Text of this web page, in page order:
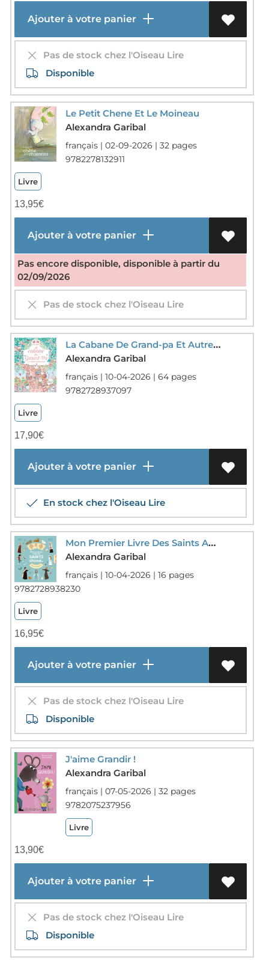
Ajouter à votre panier
Pas de stock chez l'Oiseau Lire
Disponible
Le Petit Chene Et Le Moineau
Alexandra Garibal
français | 02-09-2026 | 32 pages
9782278132911
Livre
13,95€
Ajouter à votre panier
Pas encore disponible, disponible à partir du
02/09/2026
Pas de stock chez l'Oiseau Lire
La Cabane De Grand-pa Et Autres Histoires
Alexandra Garibal
français | 10-04-2026 | 64 pages
9782728937097
Livre
17,90€
Ajouter à votre panier
En stock chez l'Oiseau Lire
Mon Premier Livre Des Saints Anime
Alexandra Garibal
français | 10-04-2026 | 16 pages
9782728938230
Livre
16,95€
Ajouter à votre panier
Pas de stock chez l'Oiseau Lire
Disponible
J'aime Grandir !
Alexandra Garibal
français | 07-05-2026 | 32 pages
9782075237956
Livre
13,90€
Ajouter à votre panier
Pas de stock chez l'Oiseau Lire
Disponible